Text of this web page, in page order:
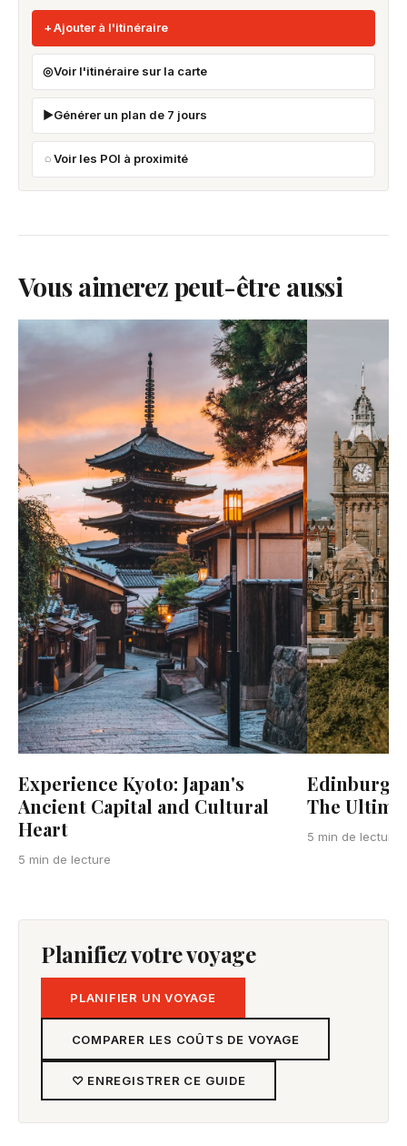
Ajouter à l'itinéraire
Voir l'itinéraire sur la carte
Générer un plan de 7 jours
Voir les POI à proximité
Vous aimerez peut-être aussi
Experience Kyoto: Japan's
Ancient Capital and Cultural
Heart
5 min de lecture
Edinburgh
The
5 min de lecture
Planifiez votre voyage
PLANIFIER UN VOYAGE
COMPARER LES COÛTS DE VOYAGE
♡ ENREGISTRER CE GUIDE